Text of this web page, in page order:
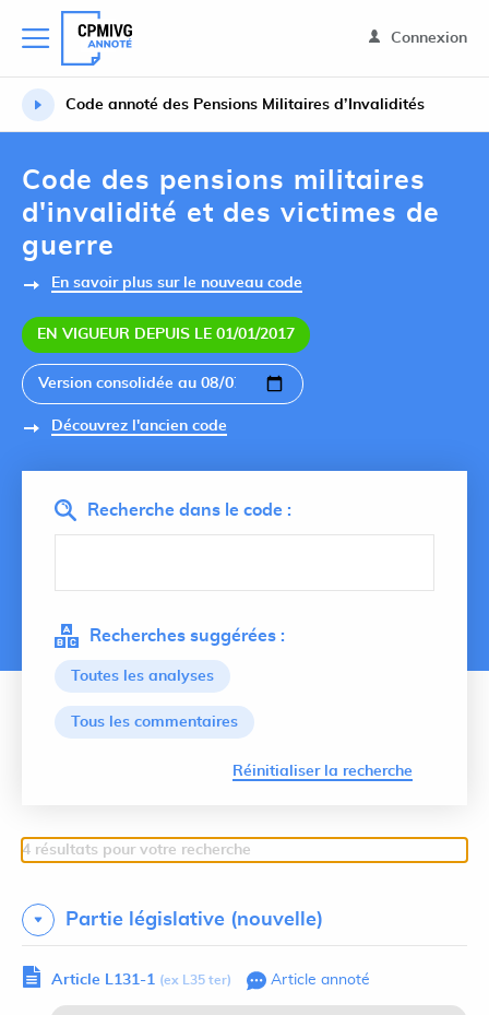
Connexion
Code annoté des Pensions Militaires d’Invalidités
Code des pensions militaires
d'invalidité et des victimes de
guerre
En savoir plus sur le nouveau code
EN VIGUEUR DEPUIS LE 01/01/2017
Découvrez l'ancien code
Recherche dans le code :
Recherches suggérées :
Toutes les analyses
Tous les commentaires
Réinitialiser la recherche
4 résultats pour votre recherche
Partie législative (nouvelle)
Article L131-1 (ex L35 ter) Article annoté